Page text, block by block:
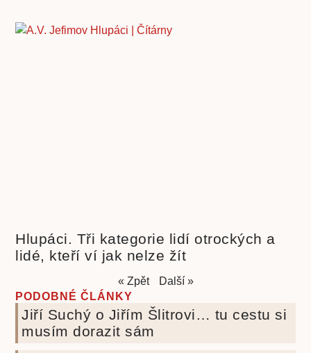
Hlupáci. Tři kategorie lidí otrockých a
lidé, kteří ví jak nelze žít
« Zpět
Další »
PODOBNÉ ČLÁNKY
Jiří Suchý o Jiřím Šlitrovi… tu cestu si
musím dorazit sám